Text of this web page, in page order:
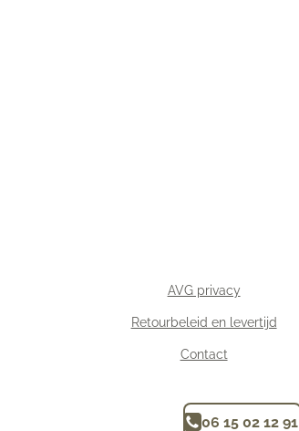
AVG privacy
Retourbeleid en levertijd
Contact
06 15 02 12 91